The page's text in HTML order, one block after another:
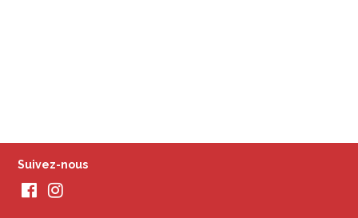
Suivez-nous